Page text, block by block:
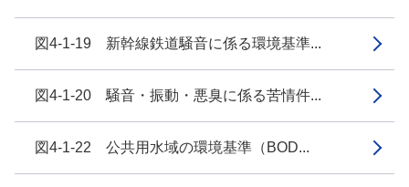
図4-1-19 新幹線鉄道騒音に係る環境基準...
図4-1-20 騒音・振動・悪臭に係る苦情件...
図4-1-22 公共用水域の環境基準（BOD...